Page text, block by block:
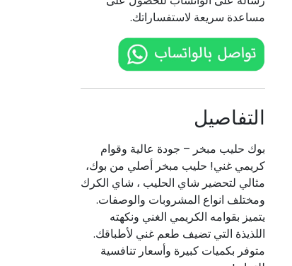
مساعدة سريعة لاستفساراتك.
التفاصيل
بوك حليب مبخر – جودة عالية وقوام
كريمي غني! حليب مبخر أصلي من بوك،
مثالي لتحضير شاي الحليب ، شاي الكرك
ومختلف انواع المشروبات والوصفات.
يتميز بقوامه الكريمي الغني ونكهته
اللذيذة التي تضيف طعم غني لأطباقك.
متوفر بكميات كبيرة وأسعار تنافسية